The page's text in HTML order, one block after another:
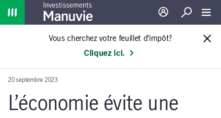
Home
Ouverture de
Recherche
Vous cherchez votre feuillet d’impôt?
Cliquez ici.
20 septembre 2023
L’économie évite une